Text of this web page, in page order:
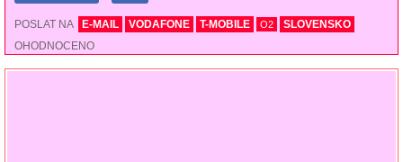
POSLAT NA E-MAIL VODAFONE T-MOBILE O2
SLOVENSKO
OHODNOCENO